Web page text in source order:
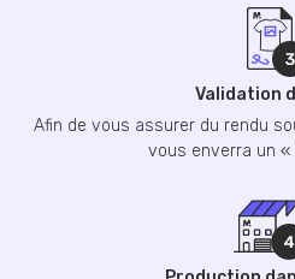
Validation
Afin de vous assurer du rendu
vous enverra un «